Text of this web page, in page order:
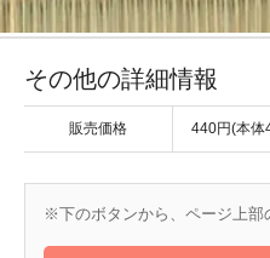
その他の詳細情報
販売価格 440円(本体
※下のボタンから、ページ上部